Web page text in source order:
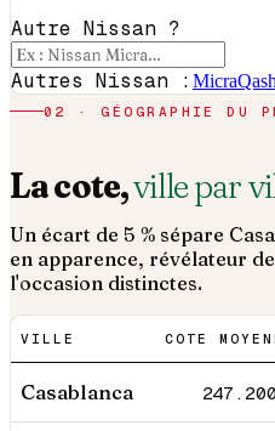
Autre Nissan ?
Autres Nissan : Micra
02 · GÉOGRAPHIE DU
La cote,ville par
Un écart de 5 % sépare
en apparence, révélateur
l'occasion distinctes.
VILLE COTE
Casablanca 247.200